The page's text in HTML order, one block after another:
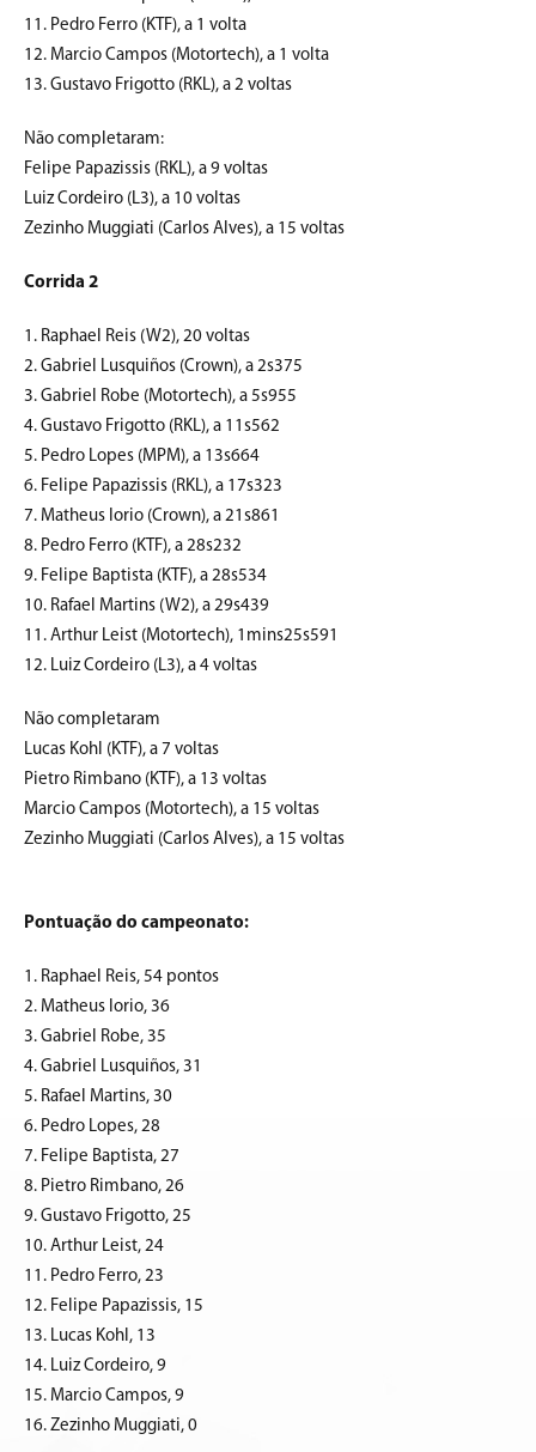
11. Pedro Ferro (KTF), a 1 volta
12. Marcio Campos (Motortech), a 1 volta
13. Gustavo Frigotto (RKL), a 2 voltas
Não completaram:
Felipe Papazissis (RKL), a 9 voltas
Luiz Cordeiro (L3), a 10 voltas
Zezinho Muggiati (Carlos Alves), a 15 voltas
Corrida 2
1. Raphael Reis (W2), 20 voltas
2. Gabriel Lusquiños (Crown), a 2s375
3. Gabriel Robe (Motortech), a 5s955
4. Gustavo Frigotto (RKL), a 11s562
5. Pedro Lopes (MPM), a 13s664
6. Felipe Papazissis (RKL), a 17s323
7. Matheus Iorio (Crown), a 21s861
8. Pedro Ferro (KTF), a 28s232
9. Felipe Baptista (KTF), a 28s534
10. Rafael Martins (W2), a 29s439
11. Arthur Leist (Motortech), 1mins25s591
12. Luiz Cordeiro (L3), a 4 voltas
Não completaram
Lucas Kohl (KTF), a 7 voltas
Pietro Rimbano (KTF), a 13 voltas
Marcio Campos (Motortech), a 15 voltas
Zezinho Muggiati (Carlos Alves), a 15 voltas
Pontuação do campeonato:
1. Raphael Reis, 54 pontos
2. Matheus Iorio, 36
3. Gabriel Robe, 35
4. Gabriel Lusquiños, 31
5. Rafael Martins, 30
6. Pedro Lopes, 28
7. Felipe Baptista, 27
8. Pietro Rimbano, 26
9. Gustavo Frigotto, 25
10. Arthur Leist, 24
11. Pedro Ferro, 23
12. Felipe Papazissis, 15
13. Lucas Kohl, 13
14. Luiz Cordeiro, 9
15. Marcio Campos, 9
16. Zezinho Muggiati, 0